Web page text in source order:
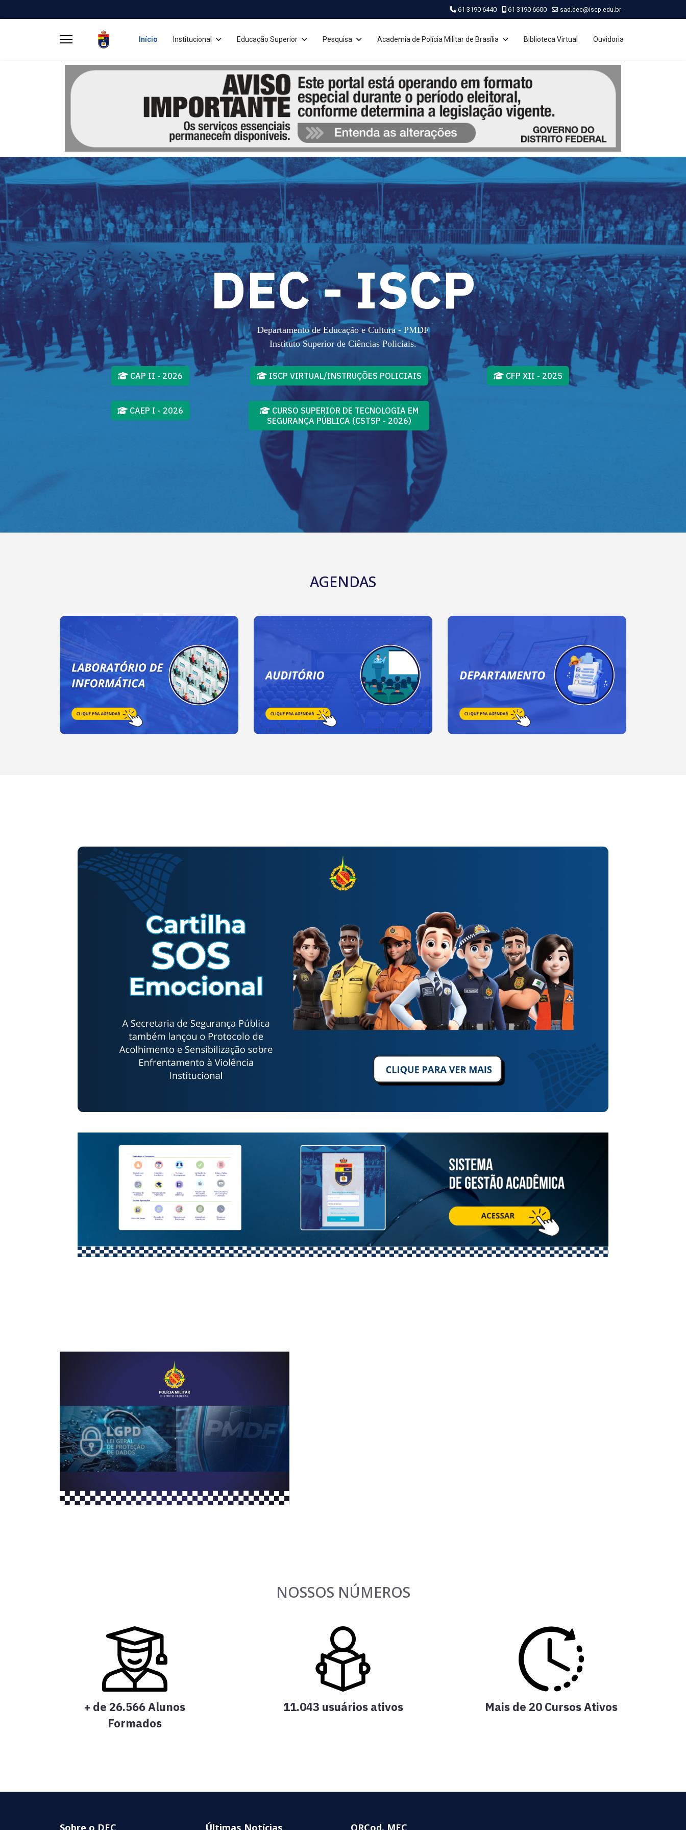
61-3190-6440 61-3190-6600 sad.dec@iscp.edu.br
Início Institucional Educação Superior Pesquisa Academia de Polícia Militar de Brasília Biblioteca Virtual Ouvidoria
DEC - ISCP
Departamento de Educação e Cultura - PMDF
Instituto Superior de Ciências Policiais.
CAP II - 2026 ISCP VIRTUAL/INSTRUÇÕES POLICIAIS CFP XII - 2025
CAEP I - 2026
CURSO SUPERIOR DE TECNOLOGIA EM
SEGURANÇA PÚBLICA (CSTSP - 2026)
AGENDAS
NOSSOS NÚMEROS
+ de 26.566 Alunos
Formados
11.043 usuários ativos Mais de 20 Cursos Ativos
Sobre o DEC Últimas Notícias QRCod. MEC